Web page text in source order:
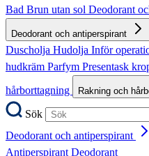
Bad Brun utan sol Deodorant
Deodorant och antiperspirant
Duscholja Hudolja Inför
hudkräm Parfym Presentask
hårborttagning
Rakning och
Sök
Deodorant och antiperspirant
AntiperspirantDeodorant